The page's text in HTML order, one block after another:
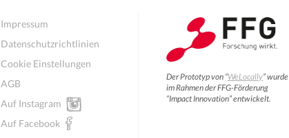
Impressum
Datenschutzrichtlinien
Cookie Einstellungen
AGB
Auf Instagram
Auf Facebook
Der Prototyp von “WeLocally” wurde
im Rahmen der FFG-Förderung
“Impact Innovation” entwickelt.